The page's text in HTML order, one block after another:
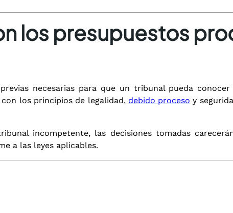
los presupuestos
necesarias para que un tribunal pueda
los principios de legalidad, debido proceso y
incompetente, las decisiones tomadas
a las leyes aplicables.